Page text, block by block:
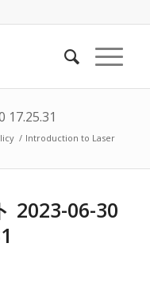
17.25.31
/ Introduction to Laser
2023-06-30